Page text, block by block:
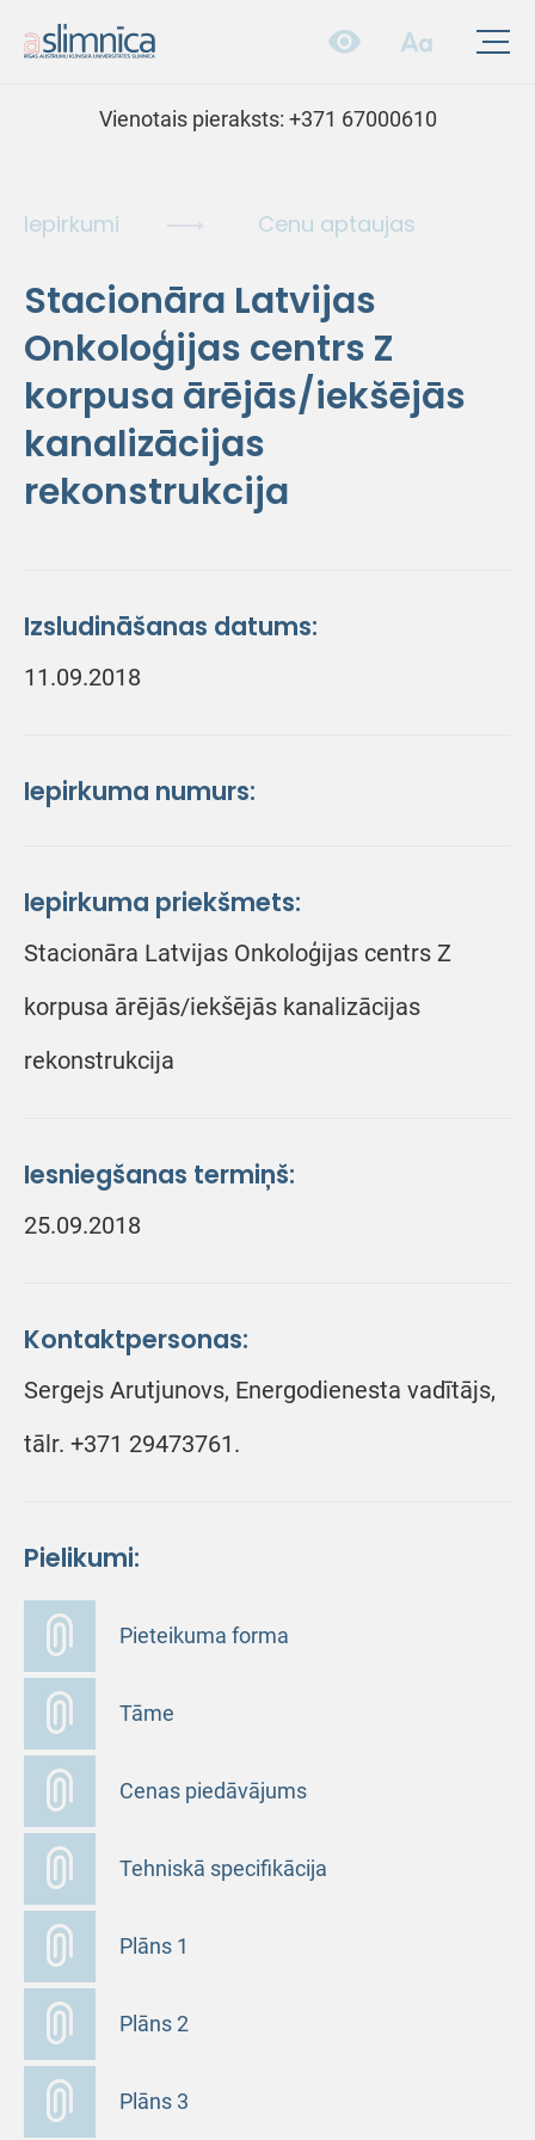
Vienotais pieraksts: +371 67000610
Iepirkumi Cenu aptaujas
Stacionāra Latvijas
Onkoloģijas centrs Z
korpusa ārējās/iekšējās
kanalizācijas
rekonstrukcija
Izsludināšanas datums:
11.09.2018
Iepirkuma numurs:
Iepirkuma priekšmets:
Stacionāra Latvijas Onkoloģijas centrs Z
korpusa ārējās/iekšējās kanalizācijas
rekonstrukcija
Iesniegšanas termiņš:
25.09.2018
Kontaktpersonas:
Sergejs Arutjunovs, Energodienesta vadītājs,
tālr. +371 29473761.
Pielikumi:
Pieteikuma forma
Tāme
Cenas piedāvājums
Tehniskā specifikācija
Plāns 1
Plāns 2
Plāns 3